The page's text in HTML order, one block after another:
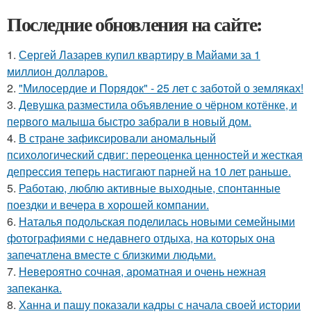
Последние обновления на сайте:
1. Сергей Лазарев купил квартиру в Майами за 1
миллион долларов.
2. "Милосердие и Порядок" - 25 лет с заботой о земляках!
3. Девушка разместила объявление о чёрном котёнке, и
первого малыша быстро забрали в новый дом.
4. В стране зафиксировали аномальный
психологический сдвиг: переоценка ценностей и жесткая
депрессия теперь настигают парней на 10 лет раньше.
5. Работаю, люблю активные выходные, спонтанные
поездки и вечера в хорошей компании.
6. Наталья подольская поделилась новыми семейными
фотографиями с недавнего отдыха, на которых она
запечатлена вместе с близкими людьми.
7. Невероятно сочная, ароматная и очень нежная
запеканка.
8. Ханна и пашу показали кадры с начала своей истории